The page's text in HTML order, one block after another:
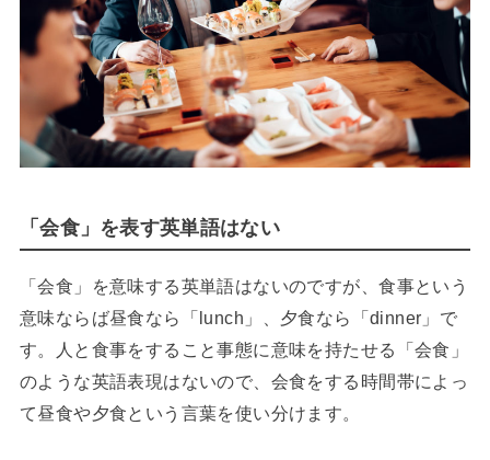
「会食」を表す英単語はない
「会食」を意味する英単語はないのですが、食事という
意味ならば昼食なら「lunch 」、夕食なら「dinner 」で
す。人と食事をすること事態に意味を持たせる「会食」
のような英語表現はないので、会食をする時間帯によっ
て昼食や夕食という言葉を使い分けます。